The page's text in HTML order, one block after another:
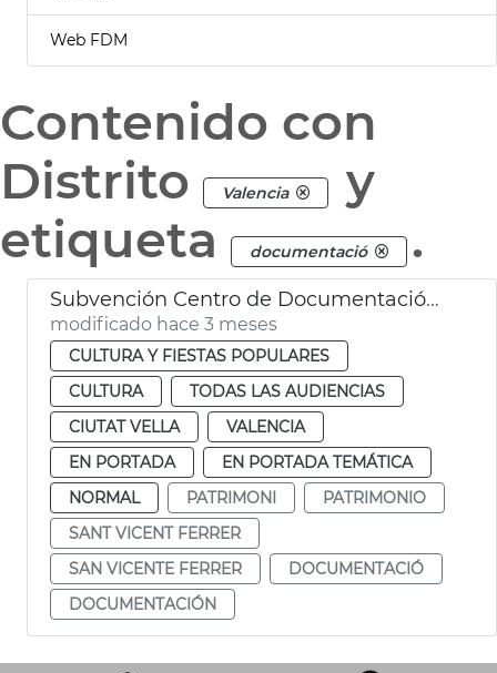
Web FDM
Contenido con
Distrito
Valencia
y
etiqueta
documentació .
Subvención Centro de Documentación Vicentina
modificado hace 3 meses
CULTURA Y FIESTAS POPULARES
CULTURA
TODAS LAS AUDIENCIAS
CIUTAT VELLA
VALENCIA
EN PORTADA
EN PORTADA TEMÁTICA
NORMAL
PATRIMONI
PATRIMONIO
SANT VICENT FERRER
SAN VICENTE FERRER
DOCUMENTACIÓ
DOCUMENTACIÓN